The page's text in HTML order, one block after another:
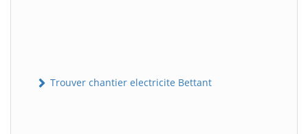
Trouver chantier electricite Bettant